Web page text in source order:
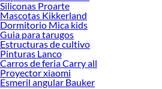
Siliconas Proarte
Mascotas Kikkerland
Dormitorio Mica kids
Guia para tarugos
Estructuras de cultivo
Pinturas Lanco
Carros de feria Carry all
Proyector xiaomi
Esmeril angular Bauker